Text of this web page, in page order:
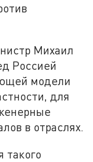
Михаил
Россией
модели
для
в отраслях.
такого